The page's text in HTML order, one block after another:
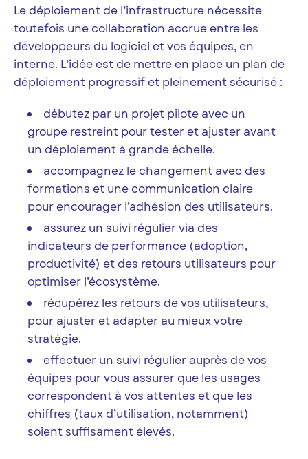
Le déploiement de l’infrastructure nécessite
toutefois une collaboration accrue entre les
développeurs du logiciel et vos équipes, en
interne. L’idée est de mettre en place un plan de
déploiement progressif et pleinement sécurisé :
débutez par un projet pilote avec un
groupe restreint pour tester et ajuster avant
un déploiement à grande échelle.
accompagnez le changement avec des
formations et une communication claire
pour encourager l’adhésion des utilisateurs.
assurez un suivi régulier via des
indicateurs de performance (adoption,
productivité) et des retours utilisateurs pour
optimiser l’écosystème.
récupérez les retours de vos utilisateurs,
pour ajuster et adapter au mieux votre
stratégie.
effectuer un suivi régulier auprès de vos
équipes pour vous assurer que les usages
correspondent à vos attentes et que les
chiffres (taux d’utilisation, notamment)
soient suffisament élevés.